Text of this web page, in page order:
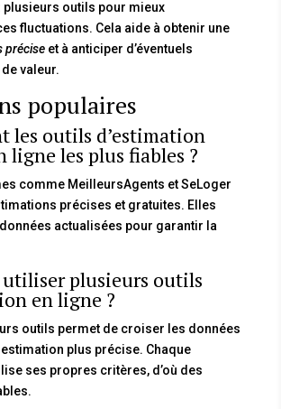
plusieurs outils pour mieux
fluctuations. Cela aide à obtenir une
préciseet à anticiper d’éventuels
valeur.
populaires
les outils d’estimation
ligne les plus fiables ?
comme MeilleursAgents et SeLoger
précises et gratuites. Elles
actualisées pour garantir la
plusieurs outils
en ligne ?
outils permet de croiser les données
plus précise. Chaque
ses propres critères, d’où des